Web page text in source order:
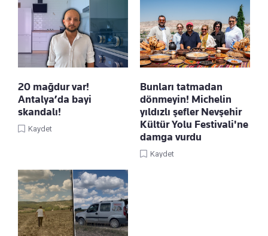
20 mağdur var!
Antalya’da bayi
skandalı!
Kaydet
Bunları tatmadan
dönmeyin! Michelin
yıldızlı şefler Nevşehir
Kültür Yolu Festivali'ne
damga vurdu
Kaydet